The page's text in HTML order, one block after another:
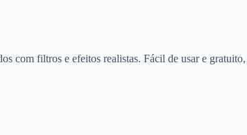
com filtros e efeitos realistas. Fácil de usar e